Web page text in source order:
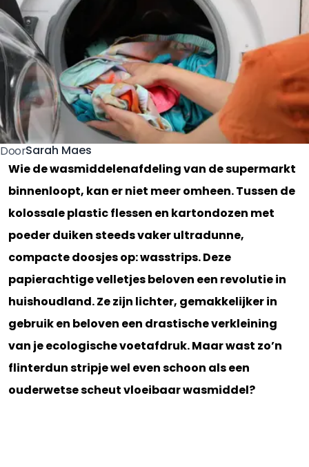
DoorSarah Maes
Wie de wasmiddelenafdeling van de supermarkt
binnenloopt, kan er niet meer omheen. Tussen de
kolossale plastic flessen en kartondozen met
poeder duiken steeds vaker ultradunne,
compacte doosjes op: wasstrips. Deze
papierachtige velletjes beloven een revolutie in
huishoudland. Ze zijn lichter, gemakkelijker in
gebruik en beloven een drastische verkleining
van je ecologische voetafdruk. Maar wast zo’n
flinterdun stripje wel even schoon als een
ouderwetse scheut vloeibaar wasmiddel?